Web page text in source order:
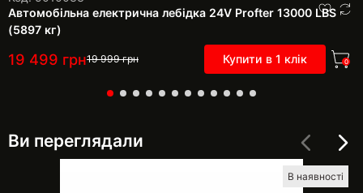
Автомобільна електрична лебідка 24V Profter 13000 LBS
(5897 кг)
19 499 грн19 999грн Купити в 1 клік 0
Ви переглядали
В наявності